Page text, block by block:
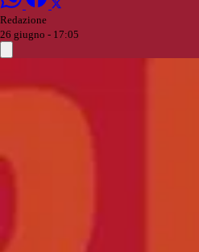
Redazione
26 giugno - 17:05